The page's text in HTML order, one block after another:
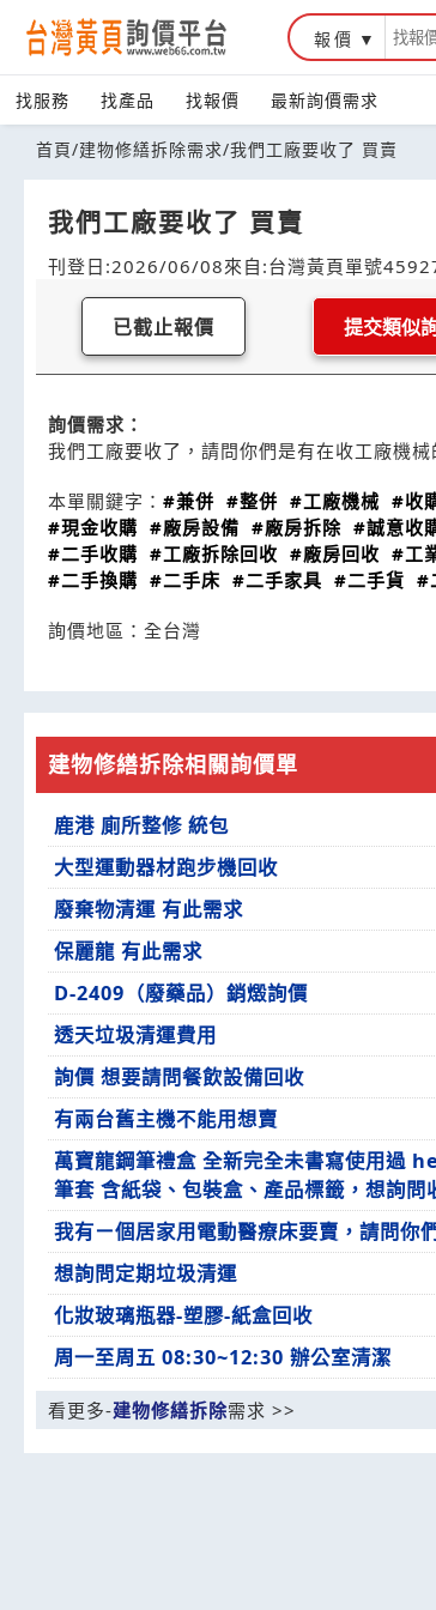
報價
找服務 找產品 找報價 最新詢價需求
首頁/建物修繕拆除需求/我們工廠要收了 買賣
我們工廠要收了 買賣
刊登日:2026/06/08來自:台灣黃頁單號
已截止報價 提交類似
詢價需求：
我們工廠要收了，請問你們是有在收工廠機械
本單關鍵字： #兼併 #整併 #工廠機械 #收
#現金收購 #廠房設備 #廠房拆除 #誠意收
#二手收購 #工廠拆除回收 #廠房回收 #工
#二手換購 #二手床 #二手家具 #二手貨 #
詢價地區： 全台灣
建物修繕拆除相關詢價單
鹿港 廁所整修 統包
大型運動器材跑步機回收
廢棄物清運 有此需求
保麗龍 有此需求
D-2409（廢藥品）銷燬詢價
透天垃圾清運費用
詢價 想要請問餐飲設備回收
有兩台舊主機不能用想賣
萬寶龍鋼筆禮盒 全新完全未書寫使用
筆套 含紙袋、包裝盒、產品標籤，想詢問
我有ㄧ個居家用電動醫療床要賣，請問你
想詢問定期垃圾清運
化妝玻璃瓶器-塑膠-紙盒回收
周一至周五 08:30~12:30 辦公室清潔
看更多-建物修繕拆除需求 >>